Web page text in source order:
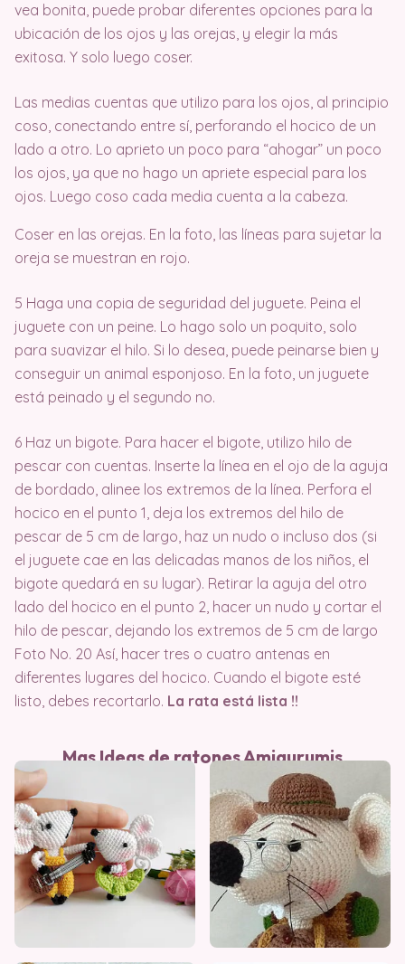
vea bonita, puede probar diferentes opciones para la
ubicación de los ojos y las orejas, y elegir la más
exitosa. Y solo luego coser.
Las medias cuentas que utilizo para los ojos, al principio
coso, conectando entre sí, perforando el hocico de un
lado a otro. Lo aprieto un poco para “ahogar” un poco
los ojos, ya que no hago un apriete especial para los
ojos. Luego coso cada media cuenta a la cabeza.
Coser en las orejas. En la foto, las líneas para sujetar la
oreja se muestran en rojo.
5 Haga una copia de seguridad del juguete. Peina el
juguete con un peine. Lo hago solo un poquito, solo
para suavizar el hilo. Si lo desea, puede peinarse bien y
conseguir un animal esponjoso. En la foto, un juguete
está peinado y el segundo no.
6 Haz un bigote. Para hacer el bigote, utilizo hilo de
pescar con cuentas. Inserte la línea en el ojo de la aguja
de bordado, alinee los extremos de la línea. Perfora el
hocico en el punto 1, deja los extremos del hilo de
pescar de 5 cm de largo, haz un nudo o incluso dos (si
el juguete cae en las delicadas manos de los niños, el
bigote quedará en su lugar). Retirar la aguja del otro
lado del hocico en el punto 2, hacer un nudo y cortar el
hilo de pescar, dejando los extremos de 5 cm de largo
Foto No. 20 Así, hacer tres o cuatro antenas en
diferentes lugares del hocico. Cuando el bigote esté
listo, debes recortarlo. La rata está lista !!
Mas Ideas de ratones Amigurumis